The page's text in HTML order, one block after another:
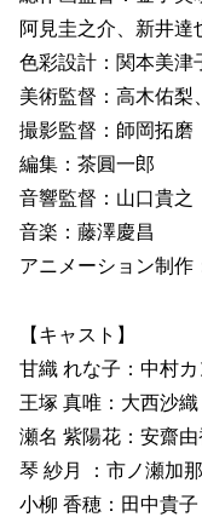
阿見圭之介、新井達
色彩設計：関本美津
美術監督：高木佑梨
撮影監督：師岡拓磨
編集：茶圓一郎
音響監督：山口貴之
音楽：藤澤慶昌
アニメーション制作
【キャスト】
甘織 れな子：中村カ
王塚 真唯：大西沙織
瀬名 紫陽花：安齋由
琴 紗月 ：市ノ瀬加那
小柳 香穂：田中貴子